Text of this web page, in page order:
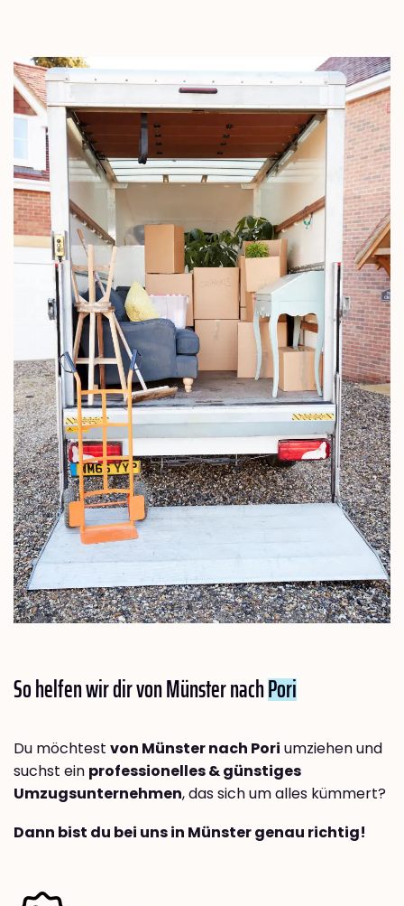
So helfen wir dir von Münster nachPori
Du möchtest von Münster nach Pori umziehen und
suchst ein professionelles & günstiges
Umzugsunternehmen, das sich um alles kümmert?
Dann bist du bei uns in Münster genau richtig!